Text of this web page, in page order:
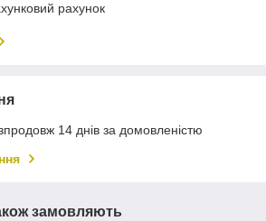
рахунок
14 днів за домовленістю
замовляють